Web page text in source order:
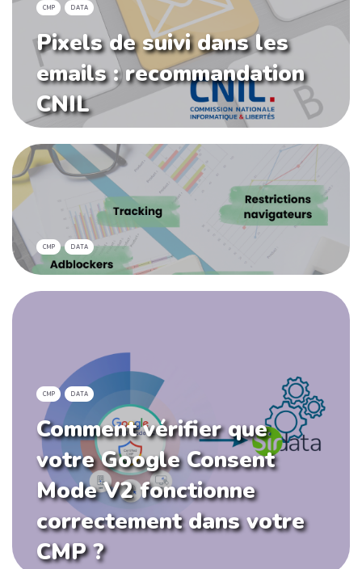
CMP DATA
Pixels de suivi dans les
emails : recommandation
CNIL
CMP DATA
CMP DATA
Comment vérifier que
votre Google Consent
Mode V2 fonctionne
correctement dans votre
CMP ?